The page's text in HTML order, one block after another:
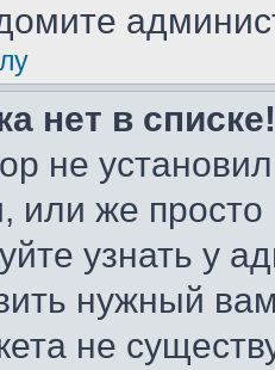
нет в списке!
не
или же
узнать у
нужный
не